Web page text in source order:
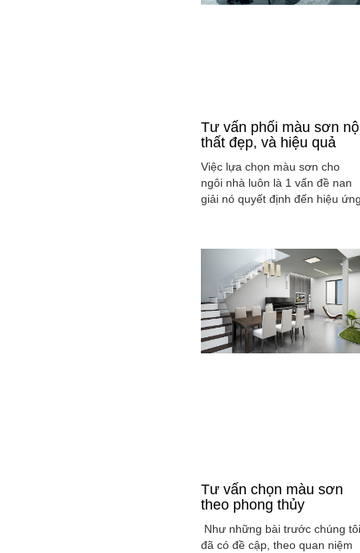
Tư vấn phối màu sơn
thất đẹp, và hiệu quả
Việc lựa chọn màu sơn cho
ngôi nhà luôn là 1 vấn đề nan
giải nó quyết định đến hiệu
của gia đình bạn.
Tư vấn chọn màu sơn
theo phong thủy
Như những bài trước chúng tôi
đã có đề cập, theo quan niệm